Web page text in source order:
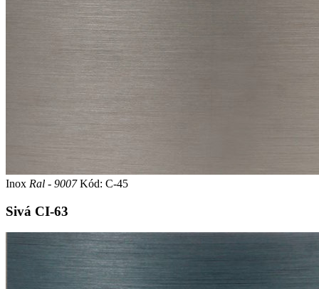
Inox Ral - 9007 Kód: C-45
Sivá CI-63